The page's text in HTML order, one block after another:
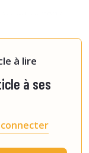
à lire
à ses
connecter